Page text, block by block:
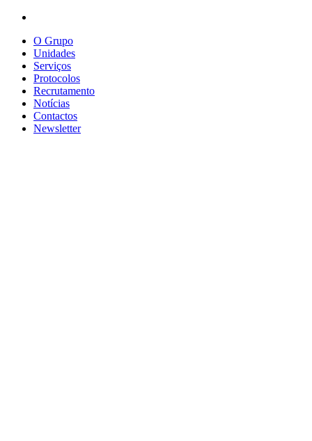
O Grupo
Unidades
Serviços
Protocolos
Recrutamento
Notícias
Contactos
Newsletter